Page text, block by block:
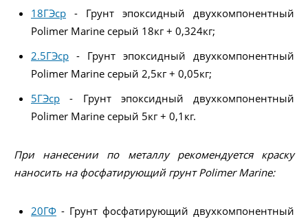
18ГЭср - Грунт эпоксидный двухкомпонентный
Polimer Marine серый 18кг + 0,324кг;
2.5ГЭср - Грунт эпоксидный двухкомпонентный
Polimer Marine серый 2,5кг + 0,05кг;
5ГЭср - Грунт эпоксидный двухкомпонентный
Polimer Marine серый 5кг + 0,1кг.
При нанесении по металлу рекомендуется краску
наносить на фосфатирующий грунт Polimer Marine:
20ГФ - Грунт фосфатирующий двухкомпонентный